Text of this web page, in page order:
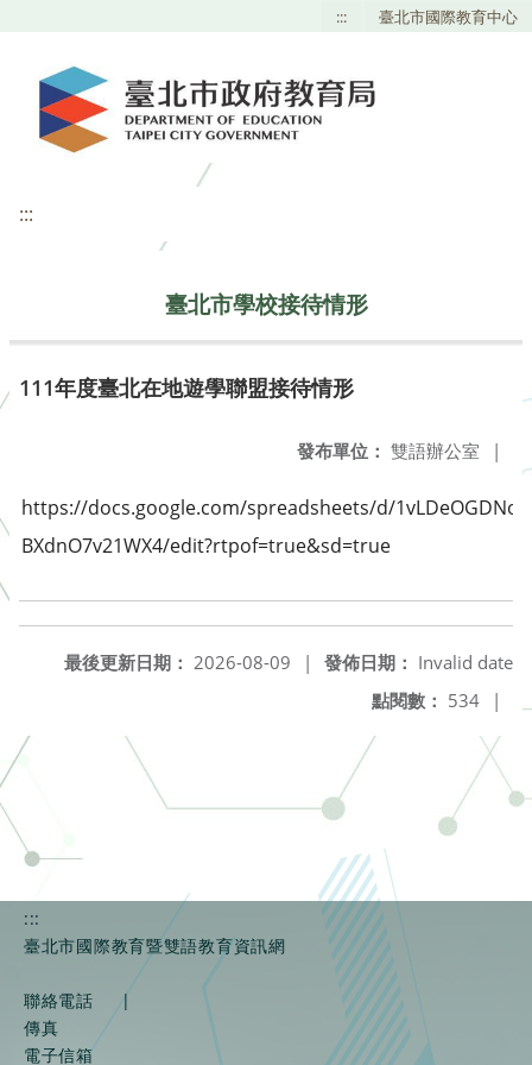
::: 臺北市國際教育中心
:::
臺北市學校接待情形
111年度臺北在地遊學聯盟接待情形
發布單位： 雙語辦公室 |
https://docs.google.com/spreadsheets/d/
BXdnO7v21WX4/edit?rtpof=true&sd=true
發佈日期： Invalid date
最後更新日期： 2026-08-09
|
點閱數： 534 |
:::
臺北市國際教育暨雙語教育資訊網
聯絡電話
|
傳真
電子信箱